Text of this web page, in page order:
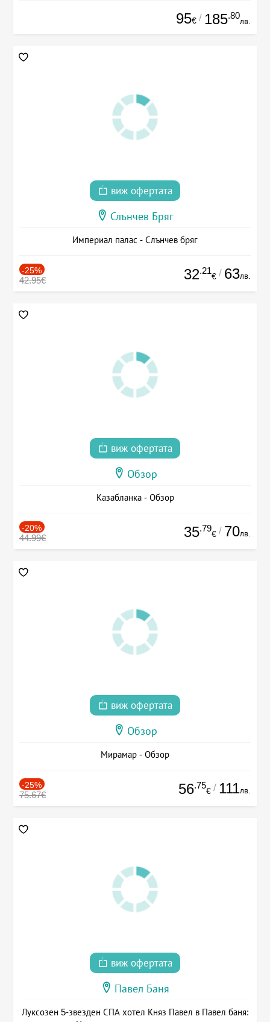
95€ / 185.80
лв.
виж офертата
Слънчев Бряг
Империал палас - Слънчев бряг
-25%
42.95€ 32.21
€ / 63лв.
виж офертата
Обзор
Казабланка - Обзор
-20%
44.99€ 35.79
€ / 70лв.
виж офертата
Обзор
Мирамар - Обзор
-25%
75.67€ 56.75
€ / 111лв.
виж офертата
Павел Баня
Луксозен 5-звезден СПА хотел Княз Павел в Павел баня: